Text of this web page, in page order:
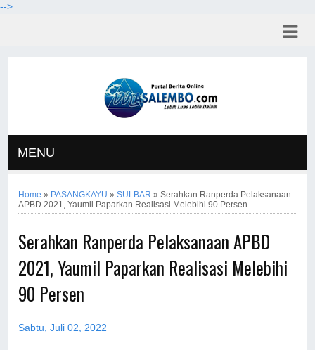
-->
MENU
Home » PASANGKAYU »SULBAR »Serahkan Ranperda Pelaksanaan
APBD 2021, Yaumil Paparkan Realisasi Melebihi 90 Persen
Serahkan Ranperda Pelaksanaan APBD
2021, Yaumil Paparkan Realisasi Melebihi
90 Persen
Sabtu, Juli 02, 2022